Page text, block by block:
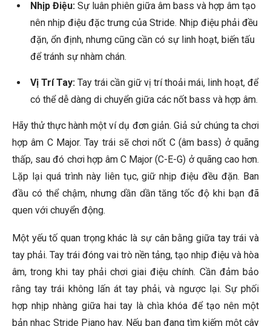
Nhịp Điệu: Sự luân phiên giữa âm bass và hợp âm tạo
nên nhịp điệu đặc trưng của Stride. Nhịp điệu phải đều
đặn, ổn định, nhưng cũng cần có sự linh hoạt, biến tấu
để tránh sự nhàm chán.
Vị Trí Tay: Tay trái cần giữ vị trí thoải mái, linh hoạt, để
có thể dễ dàng di chuyển giữa các nốt bass và hợp âm.
Hãy thử thực hành một ví dụ đơn giản. Giả sử chúng ta chơi
hợp âm C Major. Tay trái sẽ chơi nốt C (âm bass) ở quãng
thấp, sau đó chơi hợp âm C Major (C-E-G) ở quãng cao hơn.
Lặp lại quá trình này liên tục, giữ nhịp điệu đều đặn. Ban
đầu có thể chậm, nhưng dần dần tăng tốc độ khi bạn đã
quen với chuyển động.
Một yếu tố quan trọng khác là sự cân bằng giữa tay trái và
tay phải. Tay trái đóng vai trò nền tảng, tạo nhịp điệu và hòa
âm, trong khi tay phải chơi giai điệu chính. Cần đảm bảo
rằng tay trái không lấn át tay phải, và ngược lại. Sự phối
hợp nhịp nhàng giữa hai tay là chìa khóa để tạo nên một
bản nhạc Stride Piano hay. Nếu bạn đang tìm kiếm một cây